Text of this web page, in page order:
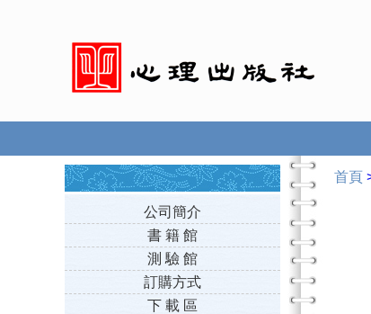
公司簡介
書 籍 館
測 驗 館
訂購方式
下 載 區
首頁